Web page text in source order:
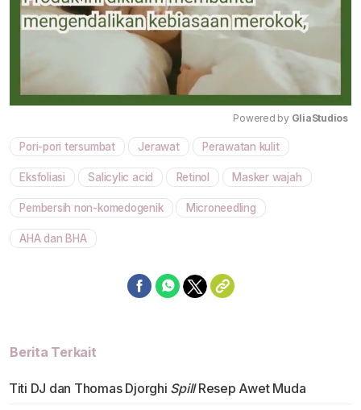
Powered by GliaStudios
Pori-pori tersumbat Jerawat Perawatan kulit
Eksfoliasi Salicylic acid Retinol Masker wajah
Pembersih non-komedogenik Microneedling
AHA dan BHA
Berita Terkait
Titi DJ dan Thomas Djorghi SpillResep Awet Muda